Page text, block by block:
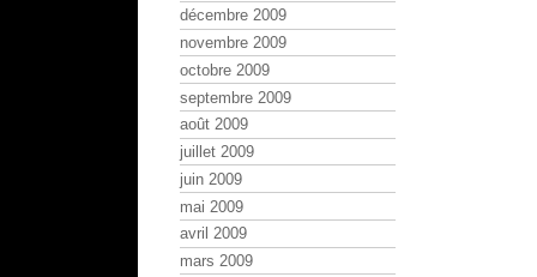
décembre 2009
novembre 2009
octobre 2009
septembre 2009
août 2009
juillet 2009
juin 2009
mai 2009
avril 2009
mars 2009